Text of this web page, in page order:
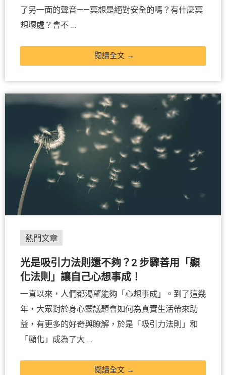
了另一面的聲音——冥想是絕對安全的嗎？有什麼冥
想壞處？會不 …
閱讀全文 →
熱門文章
光是吸引力法則還不夠？2 步驟善用「顯
化法則」讓自己心想事成！
一直以來，人們都渴望能夠「心想事成」。到了這幾
年，大眾對於身心靈議題會如何為真實生活帶來助
益，有更多的好奇與瞭解，於是「吸引力法則」和
「顯化」成為了大 …
閱讀全文 →